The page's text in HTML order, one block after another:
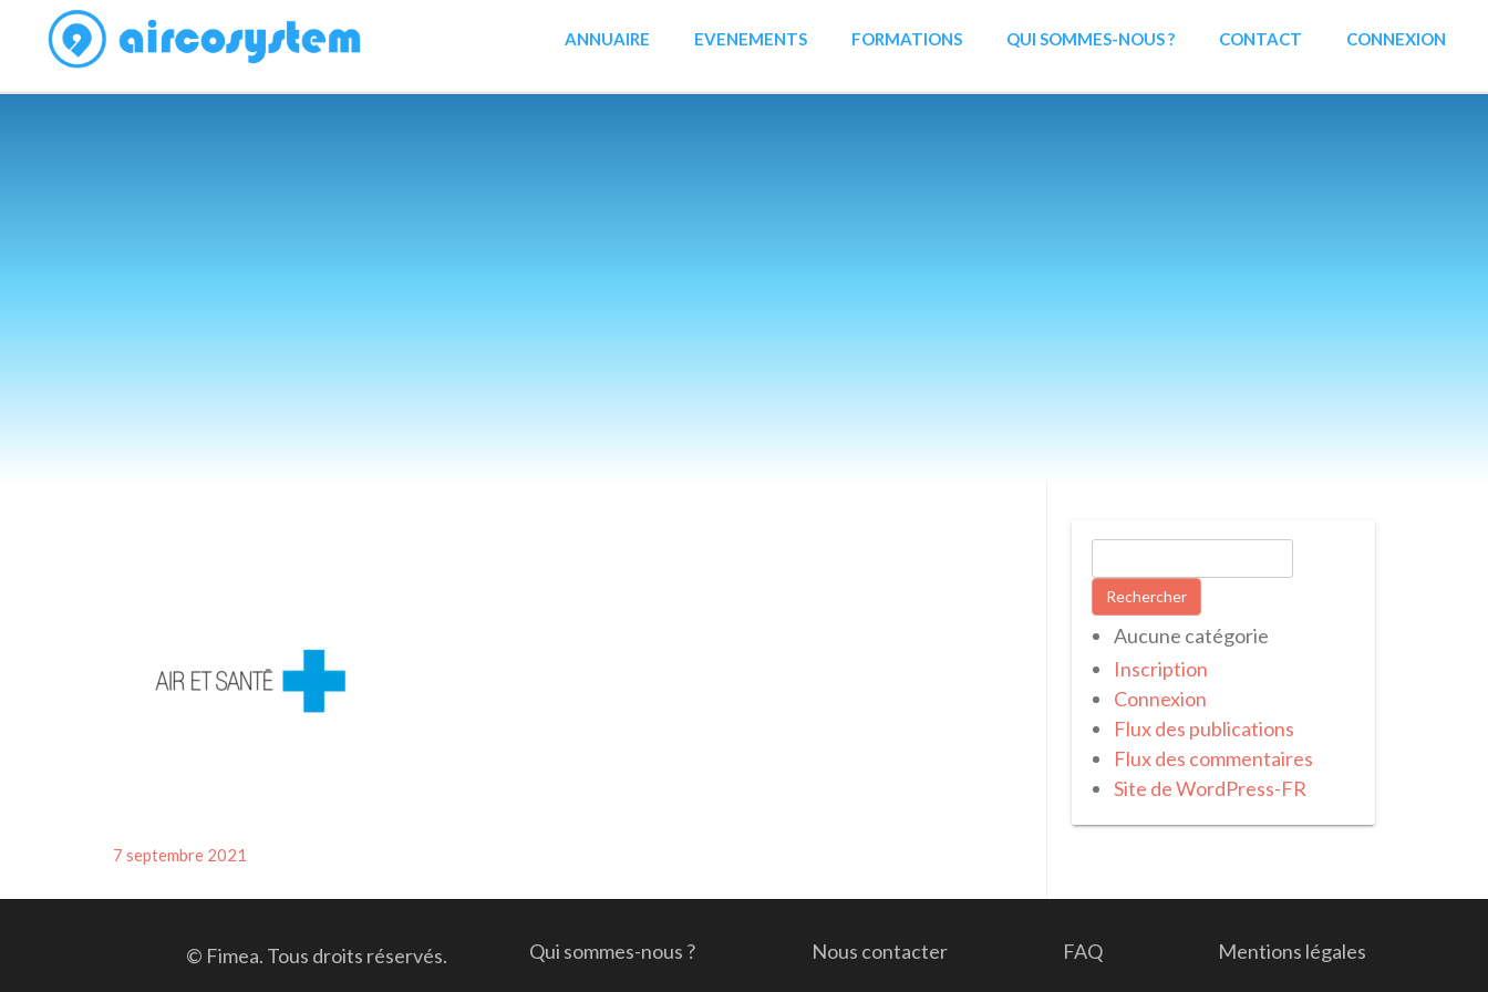
ANNUAIRE EVENEMENTS FORMATIONS QUI SOMMES-NOUS ? CONTACT CONNEXION
Posted
7 septembre 2021
Aucune catégorie
Inscription
Connexion
Flux des publications
Flux des commentaires
Site de WordPress-FR
© Fimea. Tous droits réservés. Qui sommes-nous ? Nous contacter FAQ Mentions légales